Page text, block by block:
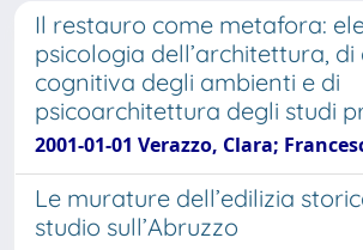
Il restauro come metafora:
psicologia dell’architettura, di
cognitiva degli ambienti e di
psicoarchitettura degli studi
2001-01-01 Verazzo, Clara;
Le murature dell’edilizia
studio sull’Abruzzo